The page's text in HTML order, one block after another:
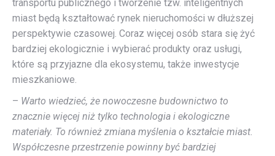
transportu publicznego i tworzenie tzw. inteligentnych
miast będą kształtować rynek nieruchomości w dłuższej
perspektywie czasowej. Coraz więcej osób stara się żyć
bardziej ekologicznie i wybierać produkty oraz usługi,
które są przyjazne dla ekosystemu, także inwestycje
mieszkaniowe.
– Warto wiedzieć, że nowoczesne budownictwo to
znacznie więcej niż tylko technologia i ekologiczne
materiały. To również zmiana myślenia o kształcie miast.
Współczesne przestrzenie powinny być bardziej